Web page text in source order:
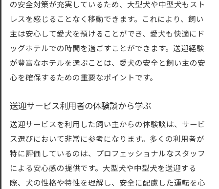
の安全対策が充実しているため、大型犬や中型犬もスト
レスを感じることなく移動できます。これにより、飼い
主は安心して愛犬を預けることができ、愛犬も快適にド
ッグホテルでの時間を過ごすことができます。送迎経験
が豊富なホテルを選ぶことは、愛犬の安全と飼い主の安
心を確保するための重要なポイントです。
送迎サービス利用者の体験談から学ぶ
送迎サービスを利用した飼い主からの体験談は、サービ
ス選びにおいて非常に参考になります。多くの利用者が
特に評価しているのは、プロフェッショナルなスタッフ
による安心感の提供です。大型犬や中型犬を送迎する
際、犬の性格や特性を理解し、安全に配慮した運転を心